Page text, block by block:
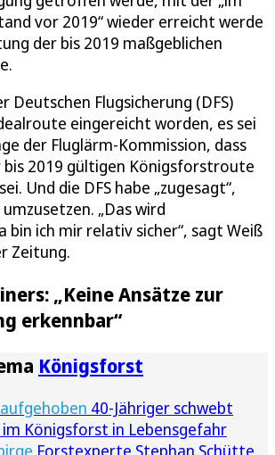
vor 2019“ wieder erreicht werde
der bis 2019 maßgeblichen
Deutschen Flugsicherung (DFS)
eingereicht worden, es sei
der Fluglärm-Kommission, dass
bis 2019 gültigen Königsforstroute
Und die DFS habe „zugesagt“,
„Das wird
bin ich mir relativ sicher“, sagt Weiß
Zeitung.
„Keine Ansätze zur
erkennbar“
Königsforst
40-Jähriger schwebt
Königsforst in Lebensgefahr
Forstexperte Stephan Schütte